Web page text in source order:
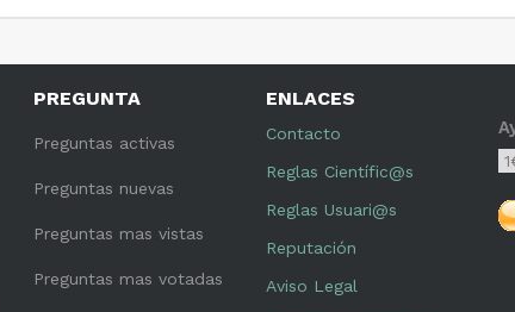
PREGUNTA
Preguntas activas
Preguntas nuevas
Preguntas mas vistas
Preguntas mas votadas
ENLACES
Contacto
Reglas Científic@s
Reglas Usuari@s
Reputación
Aviso Legal